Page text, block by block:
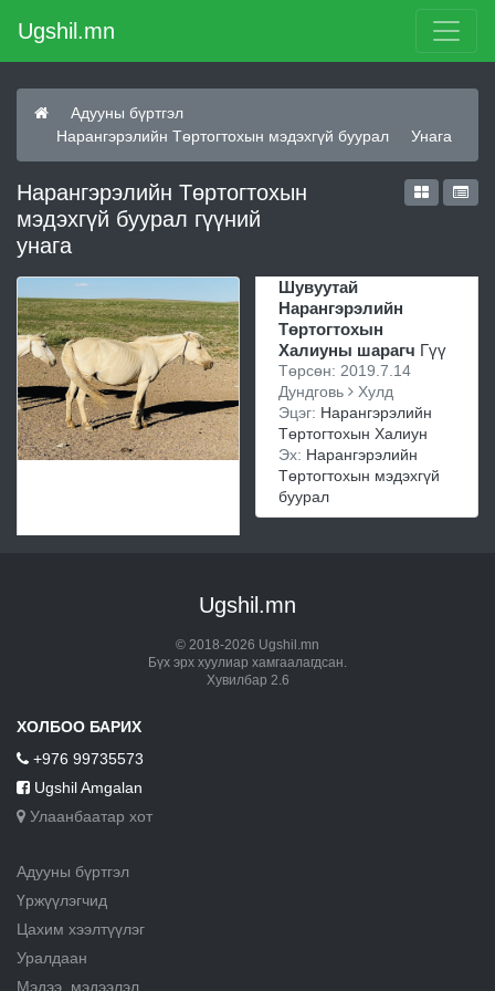
Ugshil.mn
Адууны бүртгэл
Нарангэрэлийн Төртогтохын мэдэхгүй буурал
Унага
Нарангэрэлийн Төртогтохын
мэдэхгүй буурал гүүний
унага
Шувуутай
Нарангэрэлийн
Төртогтохын
Халиуны шарагч Гүү
Төрсөн: 2019.7.14
Дундговь
Хулд
Эцэг: Нарангэрэлийн
Төртогтохын Халиун
Эх: Нарангэрэлийн
Төртогтохын мэдэхгүй
буурал
Ugshil.mn
© 2018-2026 Ugshil.mn
Бүх эрх хуулиар хамгаалагдсан.
Хувилбар 2.6
ХОЛБОО БАРИХ
+976 99735573
Ugshil Amgalan
Улаанбаатар хот
Адууны бүртгэл
Үржүүлэгчид
Цахим хээлтүүлэг
Уралдаан
Мэдээ, мэдээлэл